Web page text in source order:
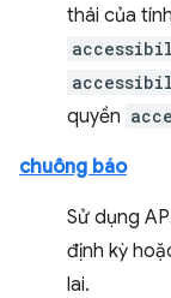
thái của
quyền
chuông báo
Sử dụng
định kỳ
lai.